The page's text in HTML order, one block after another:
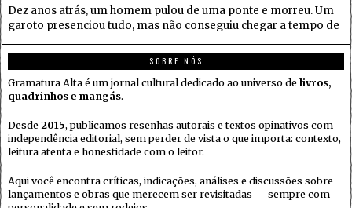
Dez anos atrás, um homem pulou de uma ponte e morreu. Um
garoto presenciou tudo, mas não conseguiu chegar a tempo de
SOBRE NÓS
Gramatura Alta é um jornal cultural dedicado ao universo de livros,
quadrinhos e mangás.
Desde 2015, publicamos resenhas autorais e textos opinativos com
independência editorial, sem perder de vista o que importa: contexto,
leitura atenta e honestidade com o leitor.
Aqui você encontra críticas, indicações, análises e discussões sobre
lançamentos e obras que merecem ser revisitadas — sempre com